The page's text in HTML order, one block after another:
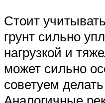
Стоит
грунт сильно
нагрузкой и
может сильно
советуем
Аналогичные